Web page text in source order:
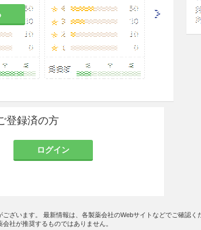
登録済の方
ログイン
ざいます。 最新情報は、各製薬会社のWebサイトなどでご確認く
社が推奨するものではありません。